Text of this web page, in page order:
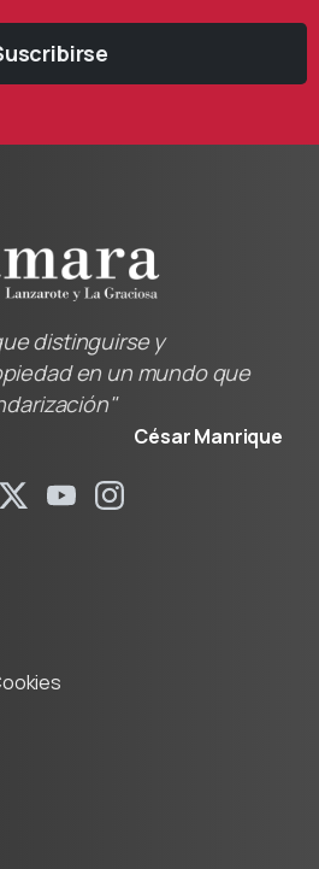
distinguirse y
en un mundo que
César Manrique